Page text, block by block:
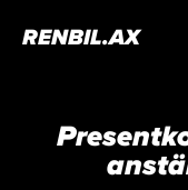
RENBIL.AX